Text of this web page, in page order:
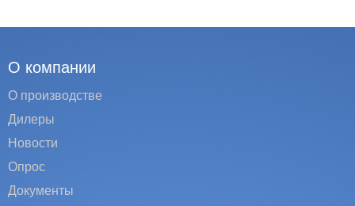
О компании
О производстве
Дилеры
Новости
Опрос
Документы